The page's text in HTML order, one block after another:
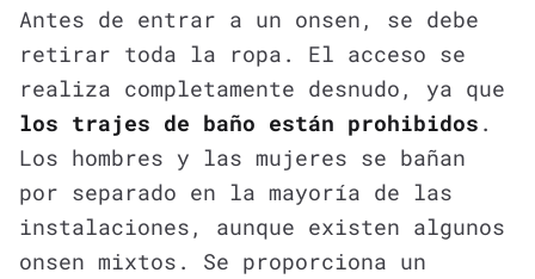
Antes de entrar a un onsen, se debe
retirar toda la ropa. El acceso se
realiza completamente desnudo, ya que
los trajes de baño están prohibidos .
Los hombres y las mujeres se bañan
por separado en la mayoría de las
instalaciones, aunque existen algunos
onsen mixtos. Se proporciona un